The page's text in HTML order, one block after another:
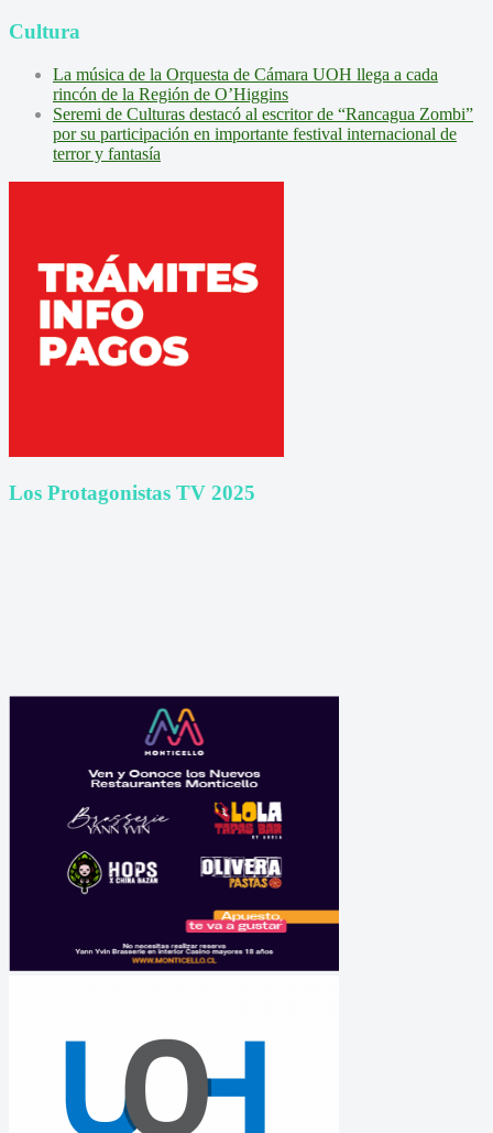
Cultura
La música de la Orquesta de Cámara UOH llega a cada
rincón de la Región de O’Higgins
Seremi de Culturas destacó al escritor de “Rancagua Zombi”
por su participación en importante festival internacional de
terror y fantasía
Los Protagonistas TV 2025